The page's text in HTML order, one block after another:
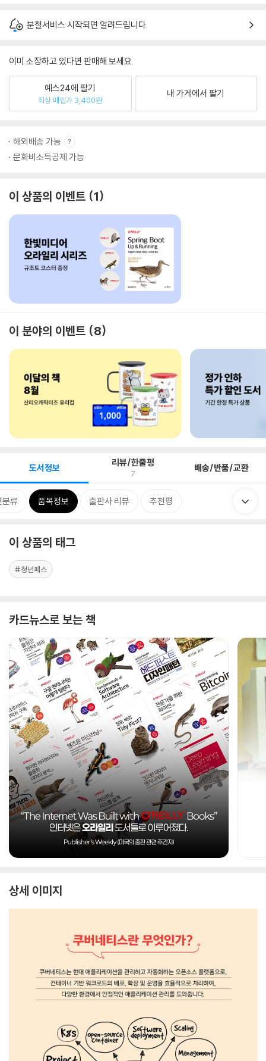
분철서비스 시작되면 알려드립니다.
이미 소장하고 있다면 판매해 보세요.
예스24에 팔기
최상 매입가 3,400원
내 가게에서 팔기
해외배송 가능
문화비소득공제 가능
이 상품의 이벤트 1
이 분야의 이벤트 8
도서정보 리뷰/한줄평
7 배송/반품/교환
분류 품목정보 출판사 리뷰 추천평
이 상품의 태그
#청년패스
카드뉴스로 보는 책
상세 이미지